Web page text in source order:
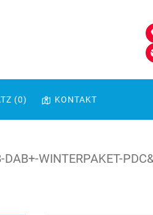
(0) KONTAKT
WINTERPAKET-